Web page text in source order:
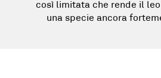
così limitata che rende il
una specie ancora